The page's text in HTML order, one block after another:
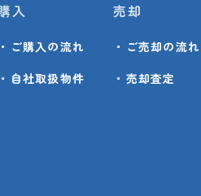
入
・ご購入の流れ
・自社取扱物件
売却
・ご売却の流れ
・売却査定